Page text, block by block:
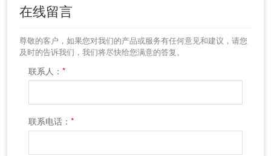
在线留言
尊敬的客户，如果您对我们的产品或服务有任何意见和建议，请您
及时的告诉我们，我们将尽快给您满意的答复。
联系人： *
联系电话： *